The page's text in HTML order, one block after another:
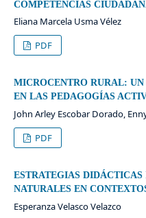
COMPETENCIAS
Eliana Marcela Usma Vélez
PDF
MICROCENTRO RURAL:
EN LAS PEDAGOGÍAS
John Arley Escobar Dorado,
PDF
ESTRATEGIAS
NATURALES EN
Esperanza Velasco Velazco